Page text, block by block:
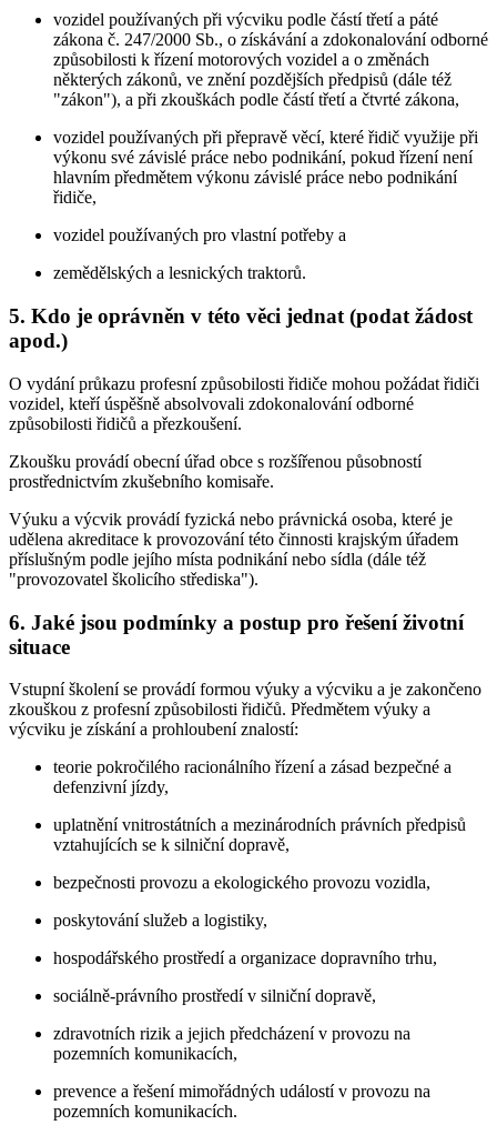
vozidel používaných při výcviku podle částí třetí a páté
zákona č. 247/2000 Sb., o získávání a zdokonalování odborné
způsobilosti k řízení motorových vozidel a o změnách
některých zákonů, ve znění pozdějších předpisů (dále též
"zákon"), a při zkouškách podle částí třetí a čtvrté zákona,
vozidel používaných při přepravě věcí, které řidič využije při
výkonu své závislé práce nebo podnikání, pokud řízení není
hlavním předmětem výkonu závislé práce nebo podnikání
řidiče,
vozidel používaných pro vlastní potřeby a
zemědělských a lesnických traktorů.
5. Kdo je oprávněn v této věci jednat (podat žádost
apod.)
O vydání průkazu profesní způsobilosti řidiče mohou požádat řidiči
vozidel, kteří úspěšně absolvovali zdokonalování odborné
způsobilosti řidičů a přezkoušení.
Zkoušku provádí obecní úřad obce s rozšířenou působností
prostřednictvím zkušebního komisaře.
Výuku a výcvik provádí fyzická nebo právnická osoba, které je
udělena akreditace k provozování této činnosti krajským úřadem
příslušným podle jejího místa podnikání nebo sídla (dále též
"provozovatel školicího střediska").
6. Jaké jsou podmínky a postup pro řešení životní
situace
Vstupní školení se provádí formou výuky a výcviku a je zakončeno
zkouškou z profesní způsobilosti řidičů. Předmětem výuky a
výcviku je získání a prohloubení znalostí:
teorie pokročilého racionálního řízení a zásad bezpečné a
defenzivní jízdy,
uplatnění vnitrostátních a mezinárodních právních předpisů
vztahujících se k silniční dopravě,
bezpečnosti provozu a ekologického provozu vozidla,
poskytování služeb a logistiky,
hospodářského prostředí a organizace dopravního trhu,
sociálně-právního prostředí v silniční dopravě,
zdravotních rizik a jejich předcházení v provozu na
pozemních komunikacích,
prevence a řešení mimořádných událostí v provozu na
pozemních komunikacích.